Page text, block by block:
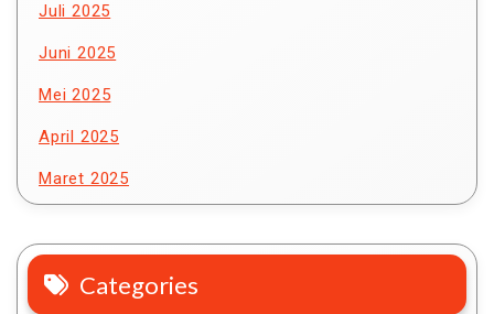
Juli 2025
Juni 2025
Mei 2025
April 2025
Maret 2025
Categories